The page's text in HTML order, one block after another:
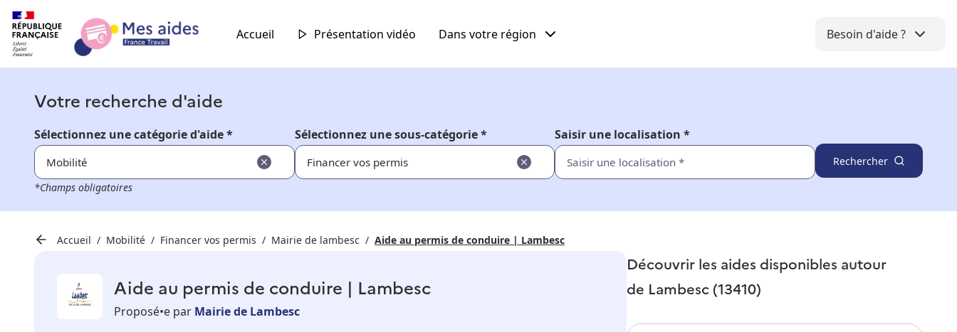
Accueil Présentation vidéo Dans votre région Besoin d'aide ?
Votre recherche d'aide
Sélectionnez une catégorie d'aide *
Mobilité
Sélectionnez une sous-catégorie *
Financer vos permis
Saisir une localisation *
Rechercher
*Champs obligatoires
Accueil Mobilité Financer vos permis Mairie de lambesc Aide au permis de conduire | Lambesc
Aide au permis de conduire | Lambesc
Proposé•e par Mairie de Lambesc
Découvrir les aides disponibles autour
de Lambesc (13410)